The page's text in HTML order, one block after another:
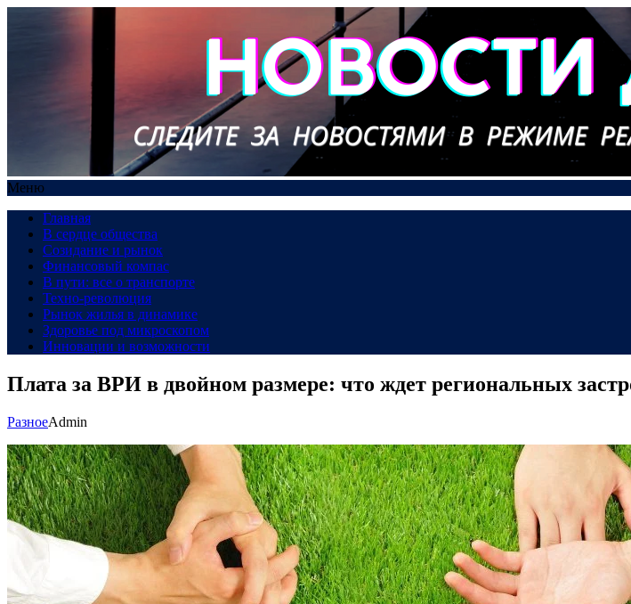
Меню
Главная
В сердце общества
Созидание и рынок
Финансовый компас
В пути: все о транспорте
Техно-революция
Рынок жилья в динамике
Здоровье под микроскопом
Инновации и возможности
Плата за ВРИ в двойном размере: что ждет региональных
РазноеAdmin